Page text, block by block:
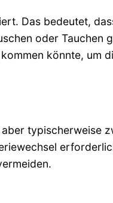
Das bedeutet,
oder Tauchen
könnte, um
typischerweise